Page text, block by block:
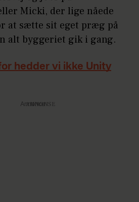
Micki, der lige nåede
at sætte sit eget præg på
alt byggeriet gik i gang.
hedder vi ikke Unity
Annonce